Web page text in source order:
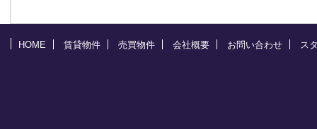
HOME 賃貸物件 売買物件 会社概要 お問い合わせ ス